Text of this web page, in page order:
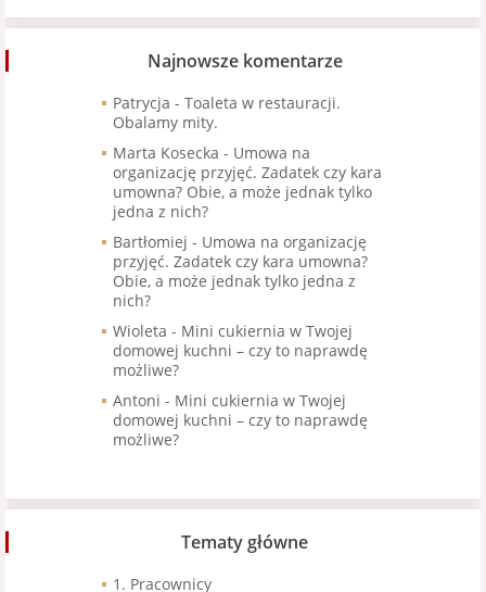
Najnowsze komentarze
Patrycja - Toaleta w restauracji.
Obalamy mity.
Marta Kosecka - Umowa na
organizację przyjęć. Zadatek czy kara
umowna? Obie, a może jednak tylko
jedna z nich?
Bartłomiej - Umowa na organizację
przyjęć. Zadatek czy kara umowna?
Obie, a może jednak tylko jedna z
nich?
Wioleta - Mini cukiernia w Twojej
domowej kuchni – czy to naprawdę
możliwe?
Antoni - Mini cukiernia w Twojej
domowej kuchni – czy to naprawdę
możliwe?
Tematy główne
1. Pracownicy